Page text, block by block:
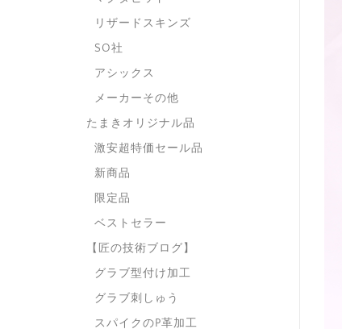
リザードスキンズ
SO社
アシックス
メーカーその他
たまきオリジナル品
激安超特価セール品
新商品
限定品
ベストセラー
【匠の技術ブログ】
グラブ型付け加工
グラブ刺しゅう
スパイクのP革加工